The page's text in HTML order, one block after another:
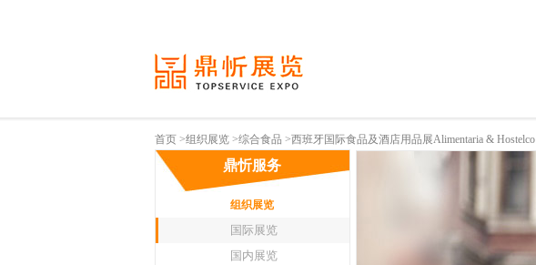
首页>组织展览>综合食品 >西班牙国际食品及酒店用品展Alimentaria & Hostelco
鼎忻服务
组织展览
国际展览
国内展览